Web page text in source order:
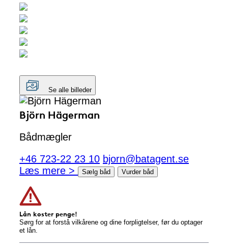
Se alle billeder
Björn Hägerman
Bådmægler
+46 723-22 23 10 bjorn@batagent.se
Læs mere >
Sælg båd Vurder båd
Lån koster penge!
Sørg for at forstå vilkårene og dine forpligtelser, før du optager
et lån.